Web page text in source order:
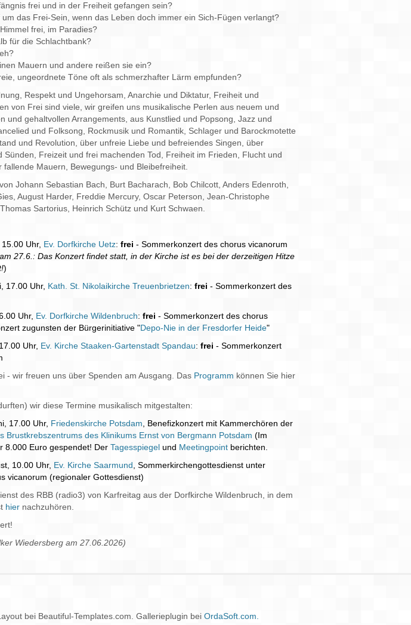
frei und in der Freiheit gefangen sein?
um das Frei-Sein, wenn das Leben doch immer ein Sich-Fügen verlangt?
frei, im Paradies?
für die Schlachtbank?
Mauern und andere reißen sie ein?
ungeordnete Töne oft als schmerzhafter Lärm empfunden?
Respekt und Ungehorsam, Anarchie und Diktatur, Freiheit und
von Frei sind viele, wir greifen uns musikalische Perlen aus neuem und
und gehaltvollen Arrangements, aus Kunstlied und Popsong, Jazz und
und Folksong, Rockmusik und Romantik, Schlager und Barockmotette
und Revolution, über unfreie Liebe und befreiendes Singen, über
Sünden, Freizeit und frei machenden Tod, Freiheit im Frieden, Flucht und
fallende Mauern, Bewegungs- und Bleibefreiheit.
Johann Sebastian Bach, Burt Bacharach, Bob Chilcott, Anders Edenroth,
August Harder, Freddie Mercury, Oscar Peterson, Jean-Christophe
Sartorius, Heinrich Schütz und Kurt Schwaen.
Uhr, Ev. Dorfkirche Uetz: frei - Sommerkonzert des chorus vicanorum
27.6.: Das Konzert findet statt, in der Kirche ist es bei der derzeitigen Hitze
)
17.00 Uhr, Kath. St. Nikolaikirche Treuenbrietzen: frei - Sommerkonzert des
Uhr, Ev. Dorfkirche Wildenbruch: frei - Sommerkonzert des chorus
zugunsten der Bürgerinitiative "Depo-Nie in der Fresdorfer Heide"
Uhr, Ev. Kirche Staaken-Gartenstadt Spandau: frei - Sommerkonzert
- wir freuen uns über Spenden am Ausgang. Das Programm können Sie hier
wir diese Termine musikalisch mitgestalten:
17.00 Uhr, Friedenskirche Potsdam, Benefizkonzert mit Kammerchören der
Brustkrebszentrums des Klinikums Ernst von Bergmann Potsdam(Im
8.000 Euro gespendet! DerTagesspiegel und Meetingpoint berichten.
10.00 Uhr, Ev. Kirche Saarmund , Sommerkirchengottesdienst unter
vicanorum (regionaler Gottesdienst)
des RBB (radio3) von Karfreitag aus der Dorfkirche Wildenbruch, in dem
hier nachzuhören.
Wiedersberg am 27.06.2026)
bei Beautiful-Templates.com. Gallerieplugin bei OrdaSoft.com.